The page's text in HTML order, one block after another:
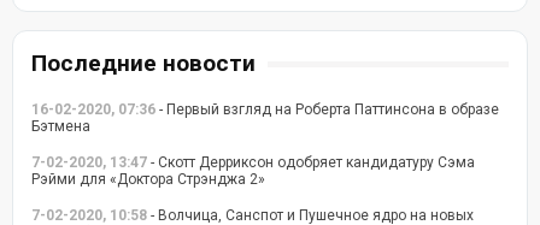
Последние новости
16-02-2020, 07:36 - Первый взгляд на Роберта Паттинсона в образе
Бэтмена
7-02-2020, 13:47 - Скотт Дерриксон одобряет кандидатуру Сэма
Рэйми для «Доктора Стрэнджа 2»
7-02-2020, 10:58 - Волчица, Санспот и Пушечное ядро на новых